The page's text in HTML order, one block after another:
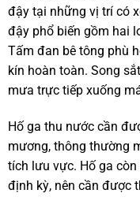
đậy tại những vị trí có
đậy phổ biến gồm hai
Tấm đan bê tông phù
kín hoàn toàn. Song
mưa trực tiếp xuống
Hố ga thu nước cần
mương, thông thường
tích lưu vực. Hố ga
định kỳ, nên cần được